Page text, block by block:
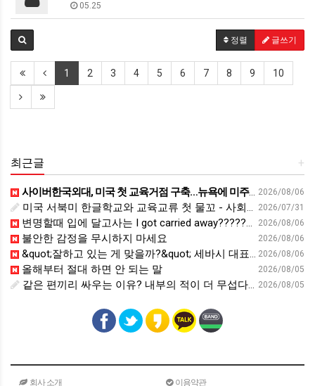
05.25
정렬 글쓰기
1 2 3 4 5 6 7 8 9 10
+
최근글
2026/08/06
사이버한국외대, 미국 첫 교육거점 구축…뉴욕에 미주글로벌센터 개소 - 재외동포신문
2026/07/31
미국 서북미 한글학교와 교육교류 첫 물꼬 - 사회적경제뉴스
2026/08/06
변명할때 입에 달고사는 I got carried away????????
2026/08/06
불안한 감정을 무시하지 마세요
2026/08/06
&quot;잘하고 있는 게 맞을까?&quot; 세바시 대표가 비교 지옥에서 탈출한 방법 [#세바시45 에디토리얼 ep.2]
2026/08/05
올해부터 절대 하면 안 되는 말
2026/08/05
같은 편끼리 싸우는 이유? 내부의 적이 더 무섭다? 인간이 갈등을 빚는 이유ㅣ최재천의 아마존
회사 소개 이용약관